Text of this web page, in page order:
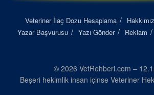
Veteriner İlaç Dozu Hesaplama
Yazar Başvurusu
Yazı Gönder Reklam
© 2026 VetRehberi.com –
Beşeri hekimlik insan içinse Veteriner